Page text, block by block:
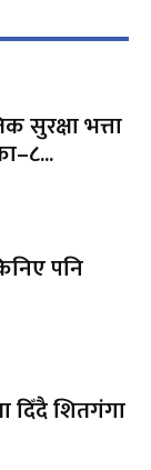
सुरक्षा भत्ता
पनि
दिँदै शितगंगा